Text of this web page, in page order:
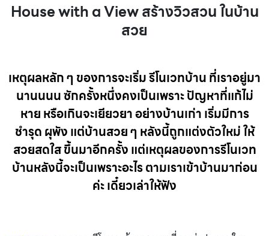
House with a View สร้างวิวสวน ในบ้าน
สวย
เหตุผลหลัก ๆ ของการจะเริ่ม รีโนเวทบ้าน ที่เราอยู่มา
นานนนน ซักครั้งหนึ่งคงเป็นเพราะ ปัญหาที่แก้ไม่
หาย หรือเกินจะเยียวยา อย่างบ้านเก่า เริ่มมีการ
ชำรุด ผุพัง แต่บ้านสวย ๆ หลังนี้ถูกแต่งตัวใหม่ ให้
สวยสดใส ขึ้นมาอีกครั้ง แต่เหตุผลของการรีโนเวท
บ้านหลังนี้จะเป็นเพราะอะไร ตามเราเข้าบ้านมาก่อน
ค่ะ เดี๋ยวเล่าให้ฟัง